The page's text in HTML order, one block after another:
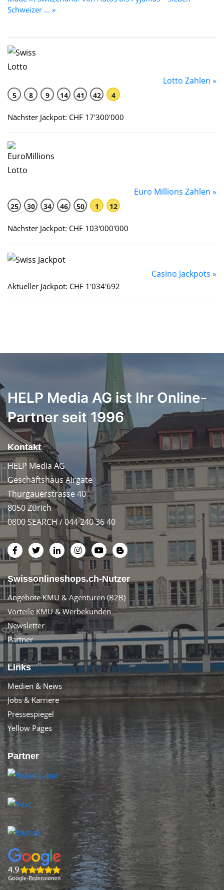
Schweizer ... »
Lotto Zahlen »
5 8 9 14 41 42 4
Nächster Jackpot: CHF 17'300'000
Euro Millions Zahlen »
25 30 34 46 50 1 12
Nächster Jackpot: CHF 103'000'000
Casino Jackpots »
Aktueller Jackpot: CHF 1'034'692
HELP Media AG ist Ihr Online-
Partner seit 1996
Kontakt
HELP Media AG
Geschäftshaus Airgate
Thurgauerstrasse 40
8050 Zürich
0800 SEARCH / 044 240 36 40
Swissonlineshops.ch-Nutzer
Angebote KMU & Agenturen (B2B)
Vorteile KMU & Werbekunden
Newsletter
Partner
Links
Medien & News
Jobs & Karriere
Pressespiegel
Yellow Pages
Partner